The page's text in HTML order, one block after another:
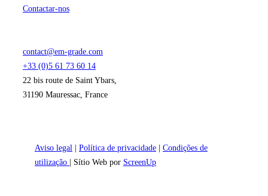
Contactar-nos
contact@em-grade.com
+33 (0)5 61 73 60 14
22 bis route de Saint Ybars,
31190 Mauressac, France
Aviso legal Política de privacidade
Condições de
utilização
| Sítio Web por ScreenUp